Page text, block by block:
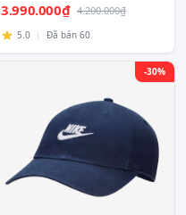
3.990.000₫ 4.200.000₫
5.0 | Đã bán 60
-30%